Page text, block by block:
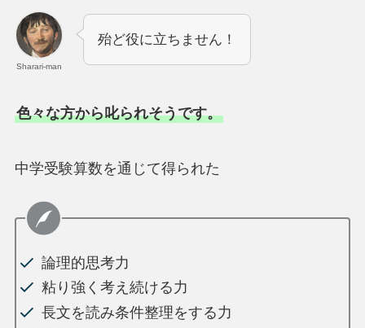
Sharari-man
殆ど役に立ちません！
色々な方から叱られそうです。
中学受験算数を通じて得られた
論理的思考力
粘り強く考え続ける力
長文を読み条件整理をする力